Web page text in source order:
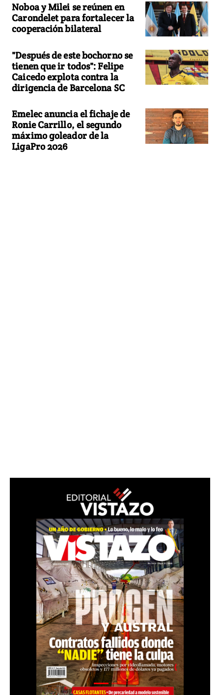
Noboa y Milei se reúnen en
Carondelet para fortalecer la
cooperación bilateral
"Después de este bochorno se
tienen que ir todos": Felipe
Caicedo explota contra la
dirigencia de Barcelona SC
Emelec anuncia el fichaje de
Ronie Carrillo, el segundo
máximo goleador de la
LigaPro 2026